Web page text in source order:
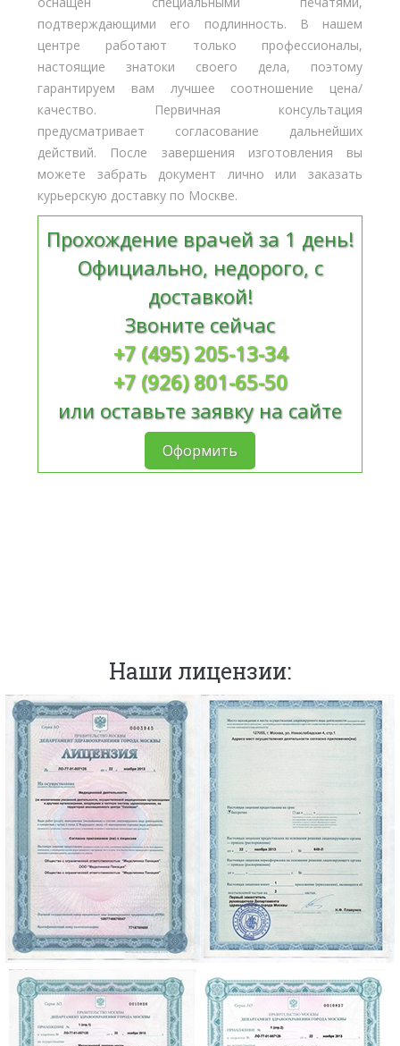
подтверждающими его подлинность. В нашем
центре работают только профессионалы,
настоящие знатоки своего дела, поэтому
гарантируем вам лучшее соотношение цена/
качество. Первичная консультация
предусматривает согласование дальнейших
действий. После завершения изготовления вы
можете забрать документ лично или заказать
курьерскую доставку по Москве.
Прохождение врачей за 1 день!
Официально, недорого, с
доставкой!
Звоните сейчас
+7 (495) 205-13-34
+7 (926) 801-65-50
или оставьте заявку на сайте
Оформить
Наши лицензии: